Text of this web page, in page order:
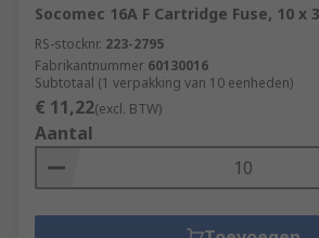
Socomec 16A F Cartridge Fuse, 10 x
RS-stocknr. 223-2795
Fabrikantnummer 60130016
Subtotaal (1 verpakking van 10 eenheden)
€ 11,22(excl. BTW)
Aantal